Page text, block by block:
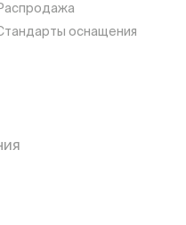
оснащения